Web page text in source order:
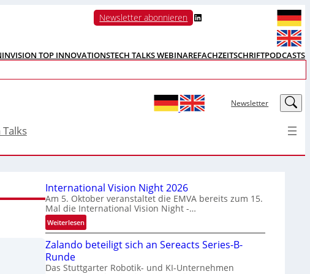
Newsletter abonnieren LinkedIn
INVISION TOP INNOVATIONSTECH TALKS WEBINAREFACHZEITSCHRIFTPODCASTS
Newsletter LinkedIn
Talks
International Vision Night 2026
Am 5. Oktober veranstaltet die EMVA bereits zum 15.
Mal die International Vision Night -…
Weiterlesen:
I
n
e
Zalando beteiligt sich an Sereacts Series-B-
Runde
Das Stuttgarter Robotik- und KI-Unternehmen